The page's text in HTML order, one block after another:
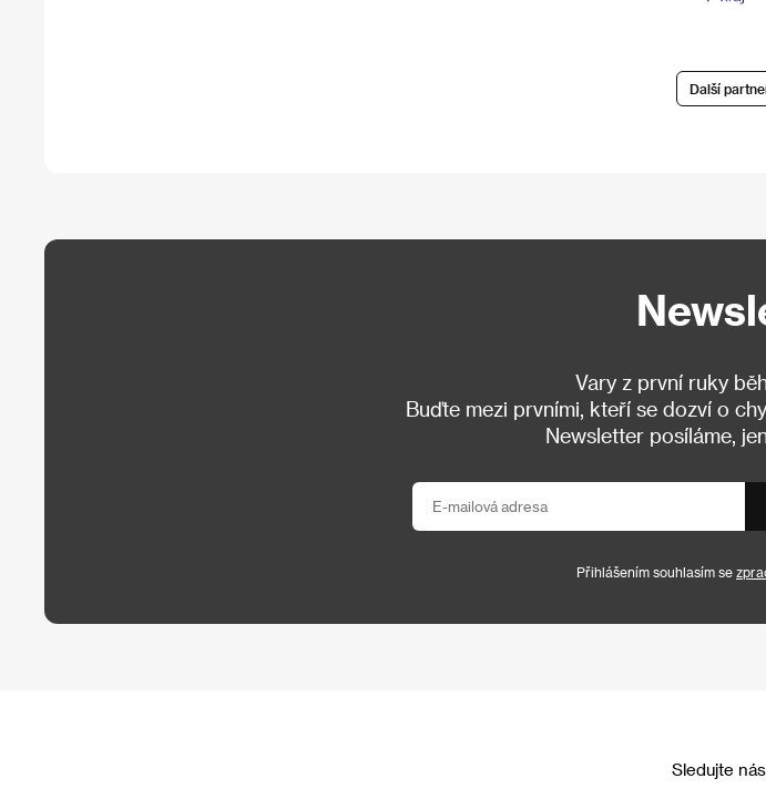
Další
Vary z první ruky
Buďte mezi prvními, kteří se dozví o
Newsletter posíláme,
Přihlášením souhlasím se
Sledujte